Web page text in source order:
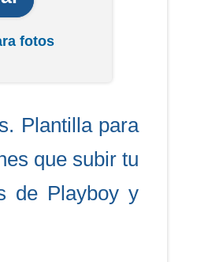
fotos
Plantilla para
que subir tu
de Playboy y